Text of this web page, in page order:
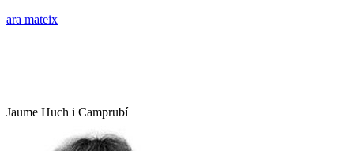
ara mateix
Jaume Huch i Camprubí